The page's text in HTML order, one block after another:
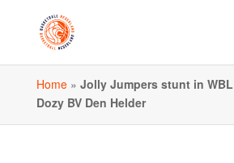
Home» Jolly Jumpers stunt in
Dozy BV Den Helder